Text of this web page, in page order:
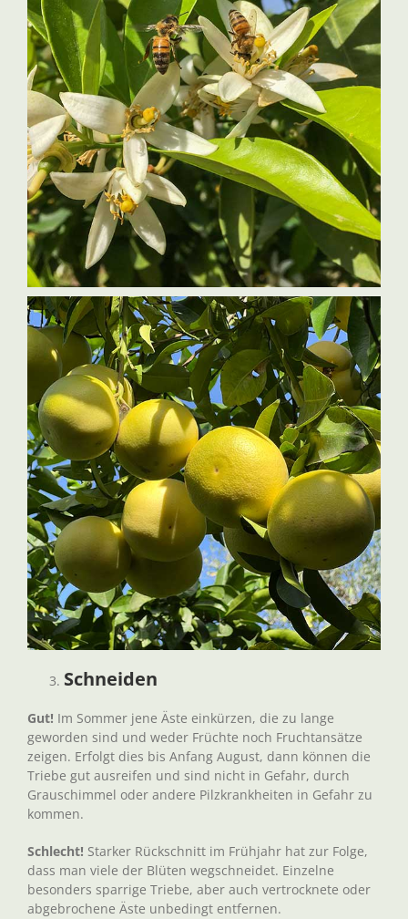
Schneiden
Gut! Im Sommer jene Äste einkürzen, die zu lange
geworden sind und weder Früchte noch Fruchtansätze
zeigen. Erfolgt dies bis Anfang August, dann können die
Triebe gut ausreifen und sind nicht in Gefahr, durch
Grauschimmel oder andere Pilzkrankheiten in Gefahr zu
kommen.
Schlecht! Starker Rückschnitt im Frühjahr hat zur Folge,
dass man viele der Blüten wegschneidet. Einzelne
besonders sparrige Triebe, aber auch vertrocknete oder
abgebrochene Äste unbedingt entfernen.